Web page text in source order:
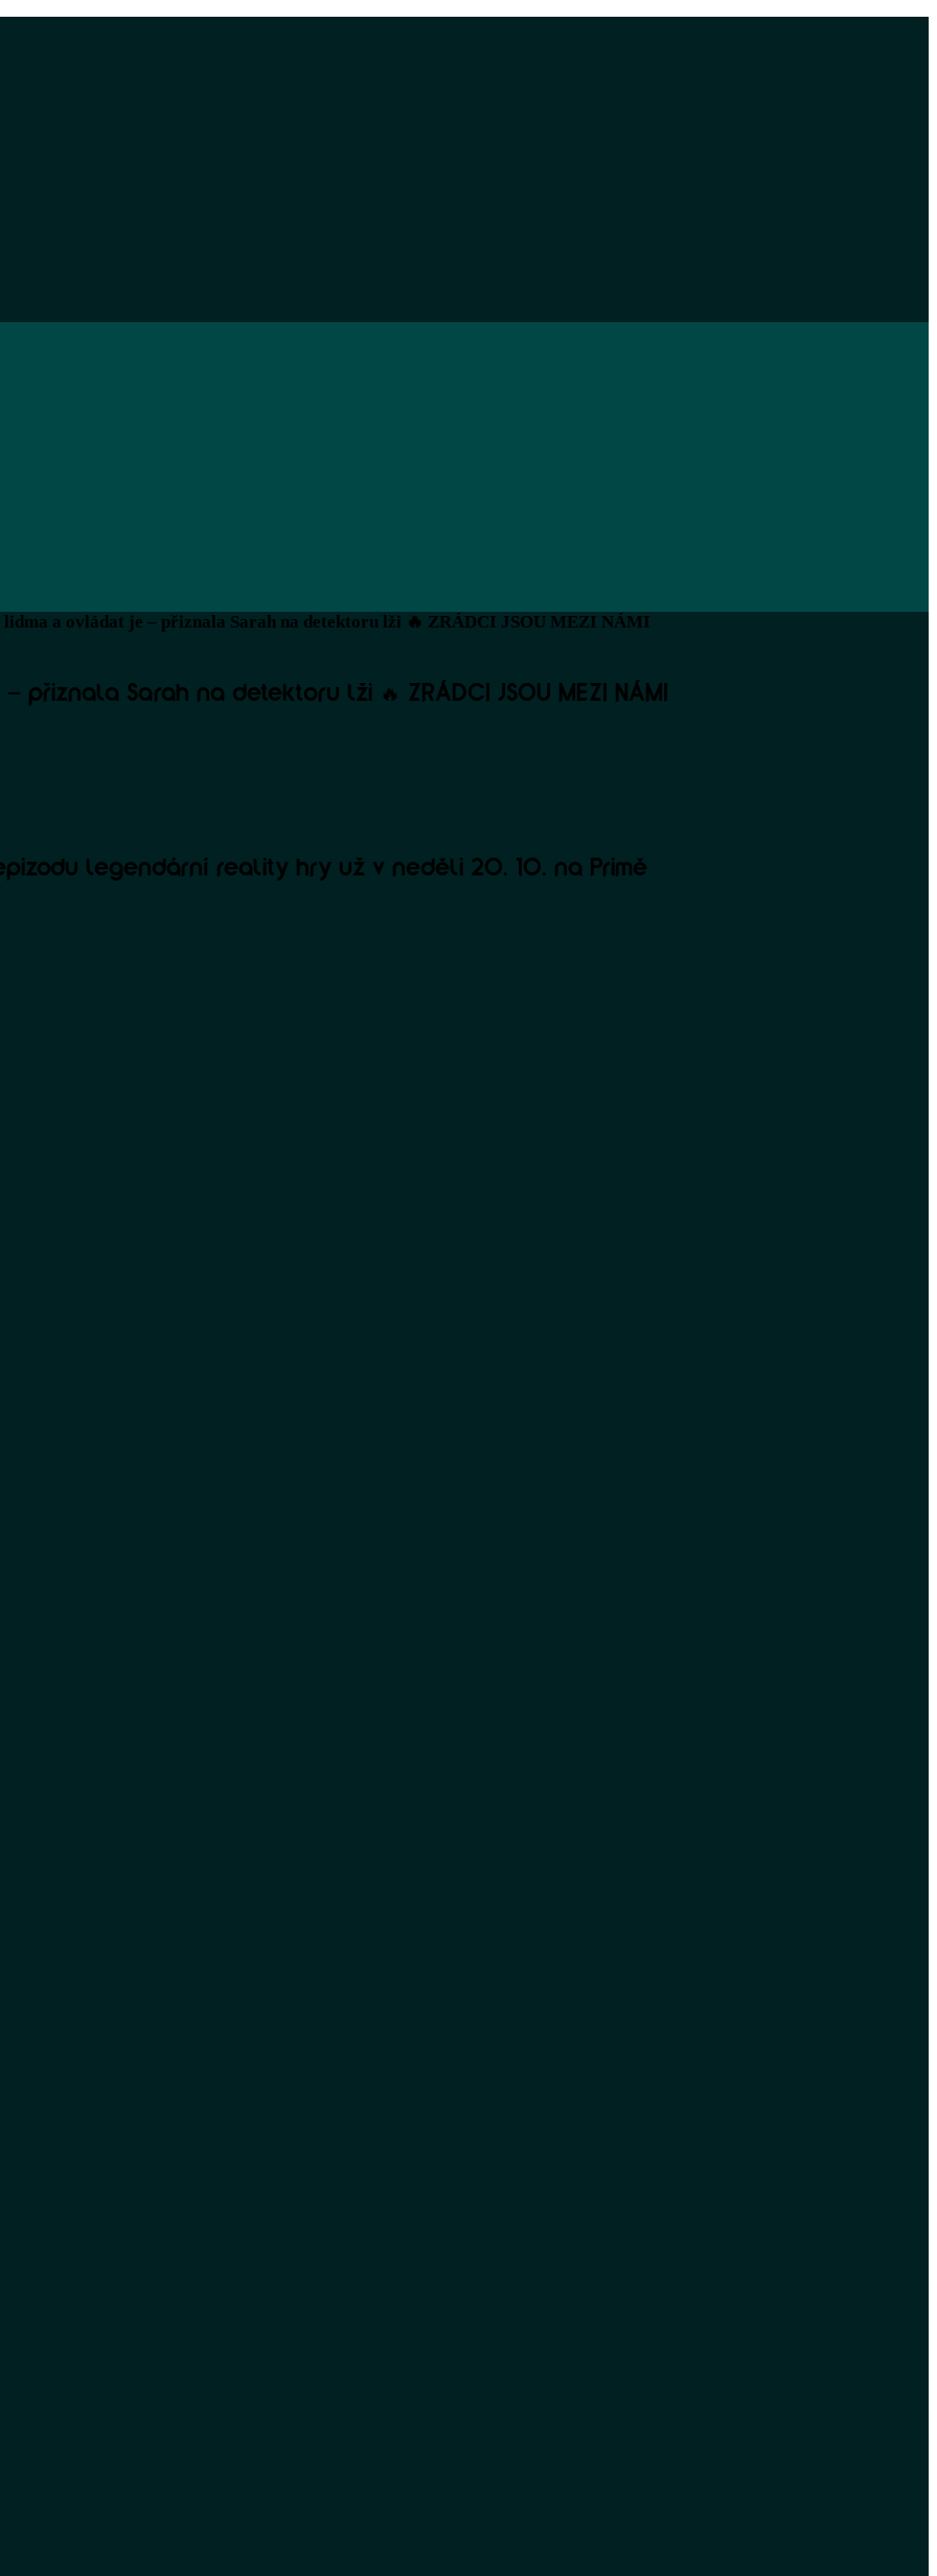
a ovládat je – přiznala Sarah na detektoru lži 🔥 ZRÁDCI JSOU MEZI NÁMI
Sarah na detektoru lži 🔥 ZRÁDCI JSOU MEZI NÁMI
legendární reality hry už v neděli 20. 10. na Primě